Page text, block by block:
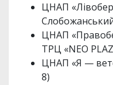
ЦНАП
ЦНАП
ТРЦ «NEO
ЦНАП «Я —
8)